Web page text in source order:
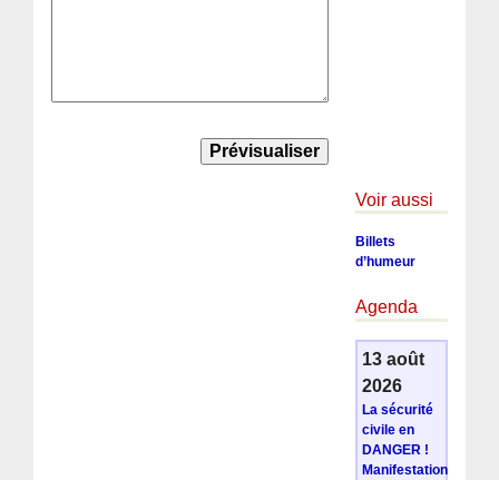
Voir aussi
Billets
d’humeur
Agenda
13 août
2026
La sécurité
civile en
DANGER !
Manifestation